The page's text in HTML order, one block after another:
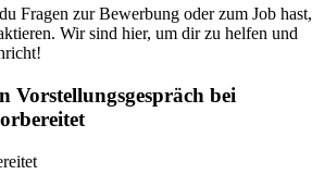
Fragen zur Bewerbung oder zum Job hast,
Wir sind hier, um dir zu helfen und
Vorstellungsgespräch bei